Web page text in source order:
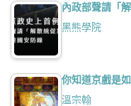
內政部聲請「
黑熊學院
你知道京戲是
溫宗翰